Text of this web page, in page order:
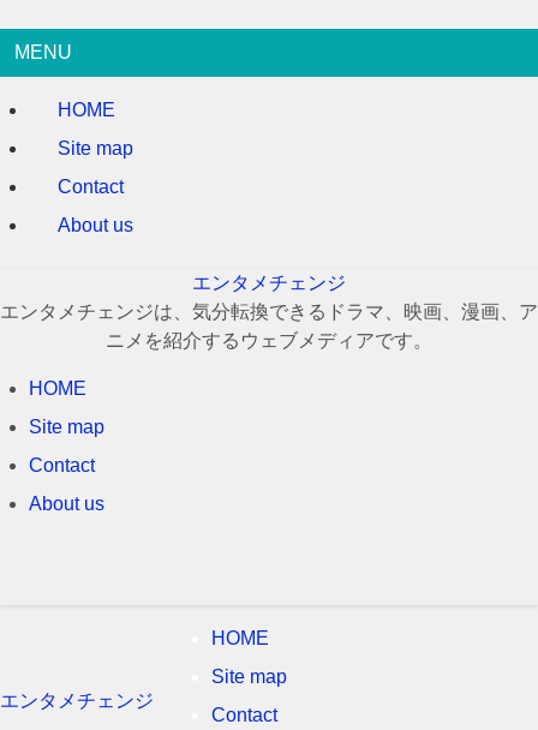
MENU
HOME
Site map
Contact
About us
エンタメチェンジ
エンタメチェンジは、気分転換できるドラマ、映画、漫画、ア
ニメを紹介するウェブメディアです。
HOME
Site map
Contact
About us
エンタメチェンジ
HOME
Site map
Contact